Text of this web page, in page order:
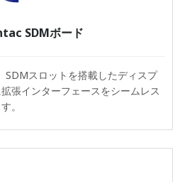
SDMボード
スロットを搭載したディスプ
張インターフェースをシームレス
。